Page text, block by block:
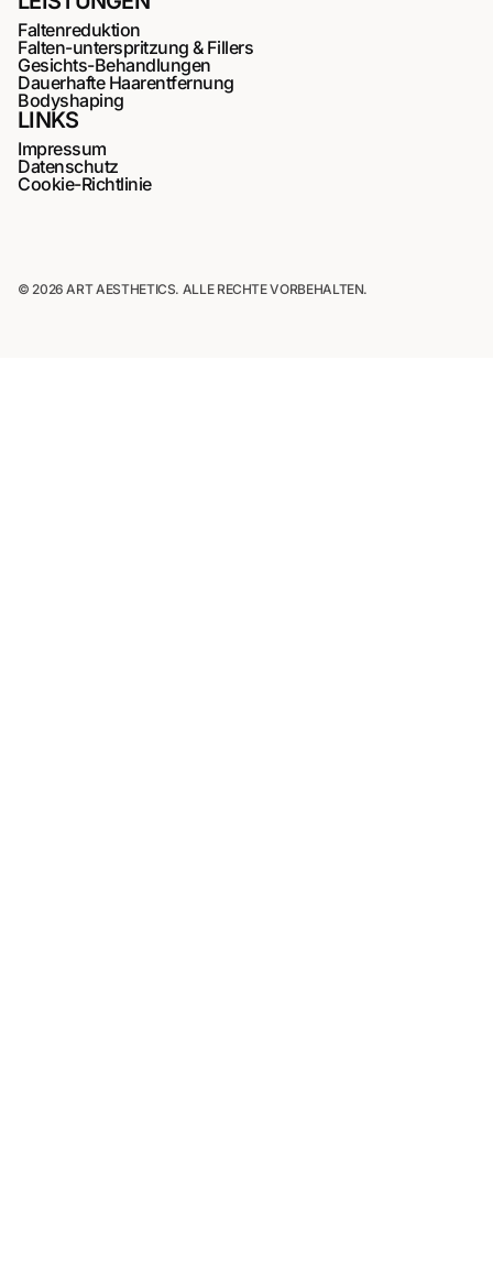
Faltenreduktion
Falten-unterspritzung & Fillers
Gesichts-Behandlungen
Dauerhafte Haarentfernung
Bodyshaping
LINKS
Impressum
Datenschutz
Cookie-Richtlinie
© 2026 ART AESTHETICS. ALLE RECHTE VORBEHALTEN.